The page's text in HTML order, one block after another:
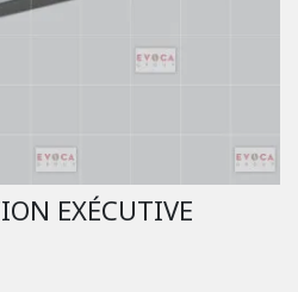
EXÉCUTIVE